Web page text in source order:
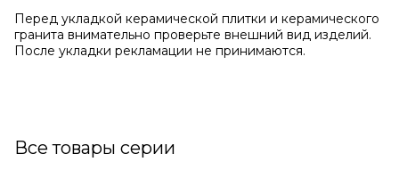
Перед укладкой керамической плитки и керамического
гранита внимательно проверьте внешний вид изделий.
После укладки рекламации не принимаются.
Все товары серии